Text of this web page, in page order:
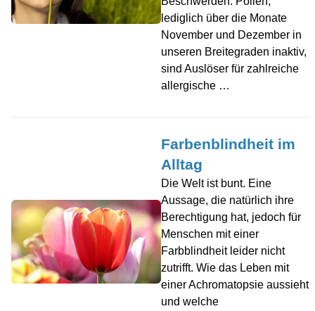
lediglich über die Monate
November und Dezember in
unseren Breitegraden inaktiv,
sind Auslöser für zahlreiche
allergische …
Farbenblindheit im
Alltag
Die Welt ist bunt. Eine
Aussage, die natürlich ihre
Berechtigung hat, jedoch für
Menschen mit einer
Farbblindheit leider nicht
zutrifft. Wie das Leben mit
einer Achromatopsie aussieht
und welche